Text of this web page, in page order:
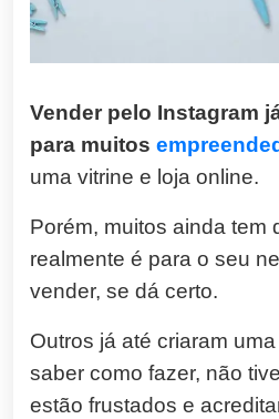
Vender pelo Instagram
para muitos
uma vitrine e loja online.
Porém, muitos ainda tem
realmente é para o seu
vender, se dá certo.
Outros já até criaram
saber como fazer, não
estão frustados e